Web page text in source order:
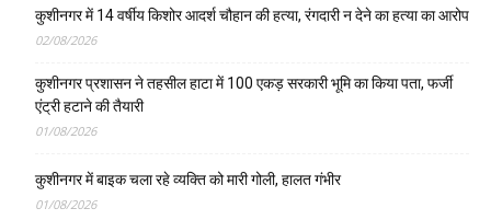
कुशीनगर में 14 वर्षीय किशोर आदर्श चौहान की हत्या, रंगदारी न देने का हत्या का आरोप
02/08/2026
कुशीनगर प्रशासन ने तहसील हाटा में 100 एकड़ सरकारी भूमि का किया पता, फर्जी
एंट्री हटाने की तैयारी
01/08/2026
कुशीनगर में बाइक चला रहे व्यक्ति को मारी गोली, हालत गंभीर
01/08/2026